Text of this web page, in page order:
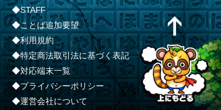
◆STAFF
◆ことば追加要望
◆利用規約
◆特定商法取引法に基づく表記
◆対応端末一覧
◆プライバシーポリシー
◆運営会社について